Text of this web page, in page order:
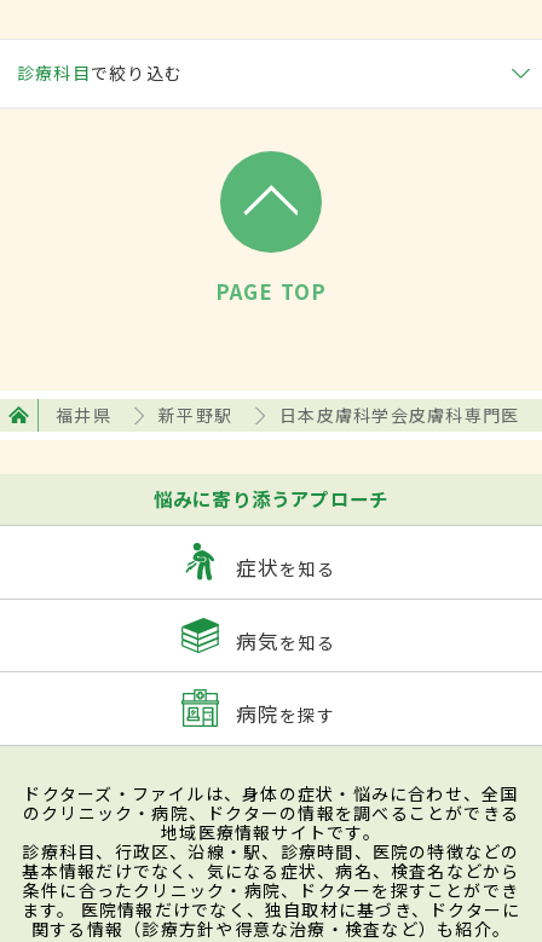
診療科目で絞り込む
PAGE TOP
福井県 新平野駅 日本皮膚科学会皮膚科専門医
悩みに寄り添うアプローチ
症状を知る
病気を知る
病院を探す
ドクターズ・ファイルは、身体の症状・悩みに合わせ、全国
のクリニック・病院、ドクターの情報を調べることができる
地域医療情報サイトです。
診療科目、行政区、沿線・駅、診療時間、医院の特徴などの
基本情報だけでなく、気になる症状、病名、検査名などから
条件に合ったクリニック・病院、ドクターを探すことができ
ます。 医院情報だけでなく、独自取材に基づき、ドクターに
関する情報（診療方針や得意な治療・検査など）も紹介。